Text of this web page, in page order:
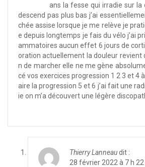
ans la fesse qui irradie sur la
descend pas plus bas j’ai
chée assise lorsque je me relève je
e depuis longtemps je fais du vélo j’ai
ammatoires aucun effet 6 jours de
oration actuellement la douleur revient
n de marcher elle ne me gène
cé vos exercices progression 1 2 3 et 4
aire la progression 5 et 6 j’ai fait une
ie on m’a découvert une légère
Thierry Lanneaudit :
28 février 2022 à 7 h